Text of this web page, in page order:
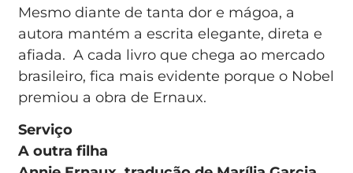
Mesmo diante de tanta dor e mágoa, a
autora mantém a escrita elegante, direta e
afiada. A cada livro que chega ao mercado
brasileiro, fica mais evidente porque o Nobel
premiou a obra de Ernaux.
Serviço
A outra filha